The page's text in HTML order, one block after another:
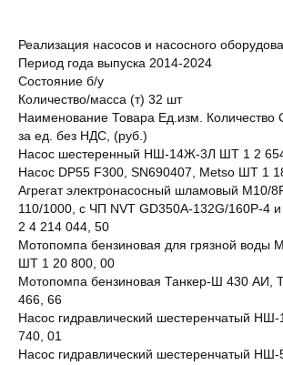
Реализация насосов и насосного
Период года выпуска 2014-2024
Состояние б/у
Количество/масса (т) 32 шт
Наименование Товара Ед.изм. Количество
за ед. без НДС, (руб.)
Насос шестеренный НШ-14Ж-3Л ШТ 1 2
Насос DP55 F300, SN690407, Metso ШТ 1
Агрегат электронасосный шламовый M10/
110/1000, с ЧП NVT GD350A-132G/160P-
2 4 214 044, 50
Мотопомпа бензиновая для грязной воды
ШТ 1 20 800, 00
Мотопомпа бензиновая Танкер-Ш 430 АИ,
466, 66
Насос гидравлический шестеренчатый
740, 01
Насос гидравлический шестеренчатый